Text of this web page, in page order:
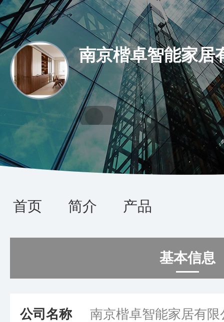
南京楷卓智能家居
首页 简介 产品
基本信息
公司名称 南京楷卓智能家居有限